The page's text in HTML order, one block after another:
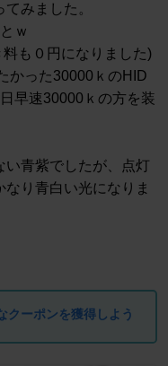
みました。
ｗ
も０円になりました)
かった30000ｋのHID
早速30000ｋの方を装
い青紫でしたが、点灯
り青白い光になりま
ーポンを獲得しよう